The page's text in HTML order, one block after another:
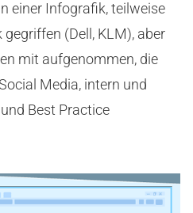
einer Infografik, teilweise
(Dell, KLM), aber
mit aufgenommen, die
Media, intern und
Best Practice